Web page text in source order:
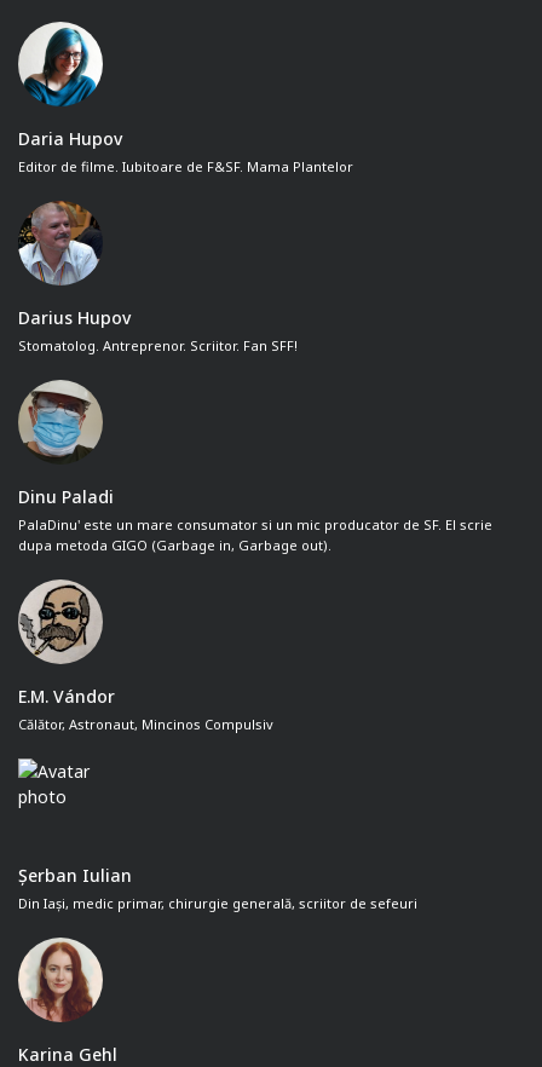
Daria Hupov
Editor de filme. Iubitoare de F&SF. Mama Plantelor
Darius Hupov
Stomatolog. Antreprenor. Scriitor. Fan SFF!
Dinu Paladi
PalaDinu' este un mare consumator si un mic producator de SF. El scrie
dupa metoda GIGO (Garbage in, Garbage out).
E.M. Vándor
Călător, Astronaut, Mincinos Compulsiv
Șerban Iulian
Din Iași, medic primar, chirurgie generală, scriitor de sefeuri
Karina Gehl